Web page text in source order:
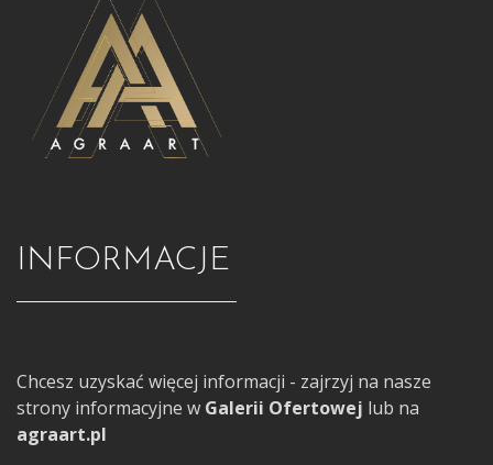
INFORMACJE
Chcesz uzyskać więcej informacji - zajrzyj na nasze
strony informacyjne w Galerii Ofertowej lub na
agraart.pl